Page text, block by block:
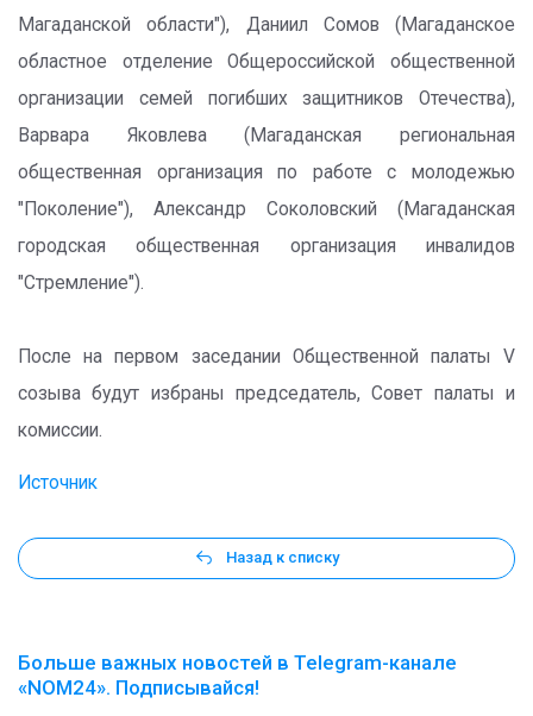
Магаданской области"), Даниил Сомов (Магаданское
областное отделение Общероссийской общественной
организации семей погибших защитников Отечества),
Варвара Яковлева (Магаданская региональная
общественная организация по работе с молодежью
"Поколение"), Александр Соколовский (Магаданская
городская общественная организация инвалидов
"Стремление").
После на первом заседании Общественной палаты V
созыва будут избраны председатель, Совет палаты и
комиссии.
Источник
Назад к списку
Больше важных новостей в Telegram-канале
«NOM24». Подписывайся!